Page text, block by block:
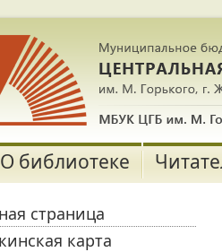
О библиотеке
страница
карта